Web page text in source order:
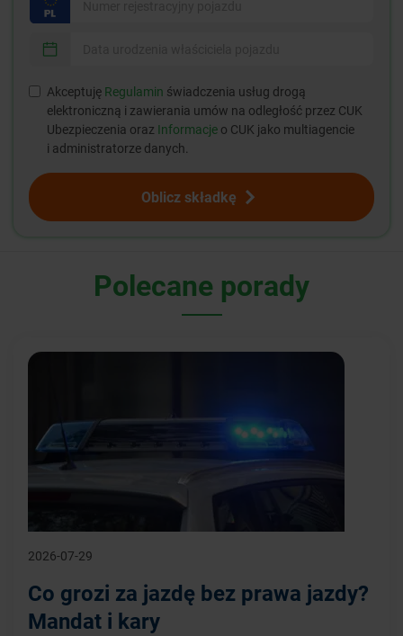
Akceptuję Regulamin świadczenia usług drogą
elektroniczną i zawierania umów na odległość przez CUK
Ubezpieczenia oraz Informacje o CUK jako multiagencie
i administratorze danych.
Oblicz składkę
Polecane porady
2026-07-29
Co grozi za jazdę bez prawa jazdy?
Mandat i kary